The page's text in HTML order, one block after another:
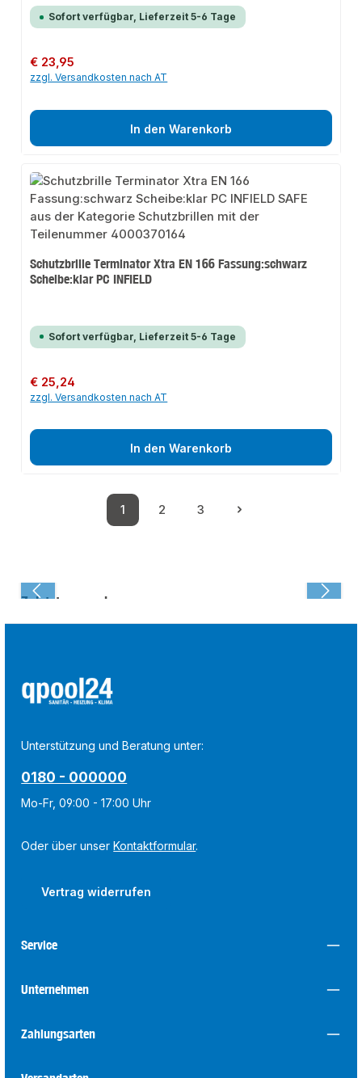
Sofort verfügbar, Lieferzeit 5-6 Tage
Regulärer Preis:
€ 23,95
zzgl. Versandkosten nach AT
In den Warenkorb
Schutzbrille Terminator Xtra EN 166 Fassung:schwarz
Scheibe:klar PC INFIELD
Sofort verfügbar, Lieferzeit 5-6 Tage
Regulärer Preis:
€ 25,24
zzgl. Versandkosten nach AT
In den Warenkorb
Seite
1
Seite
2
Seite
3
Zuletzt angesehen:
Unterstützung und Beratung unter:
0180 - 000000
Mo-Fr, 09:00 - 17:00 Uhr
Oder über unserKontaktformular.
Vertrag widerrufen
Service
Unternehmen
Zahlungsarten